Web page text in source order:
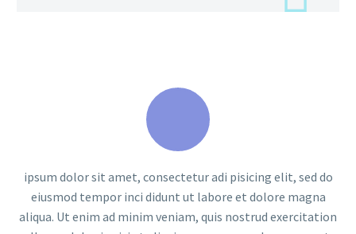
ipsum dolor sit amet, consectetur adi pisicing elit, sed do
eiusmod tempor inci didunt ut labore et dolore magna
aliqua. Ut enim ad minim veniam, quis nostrud exercitation